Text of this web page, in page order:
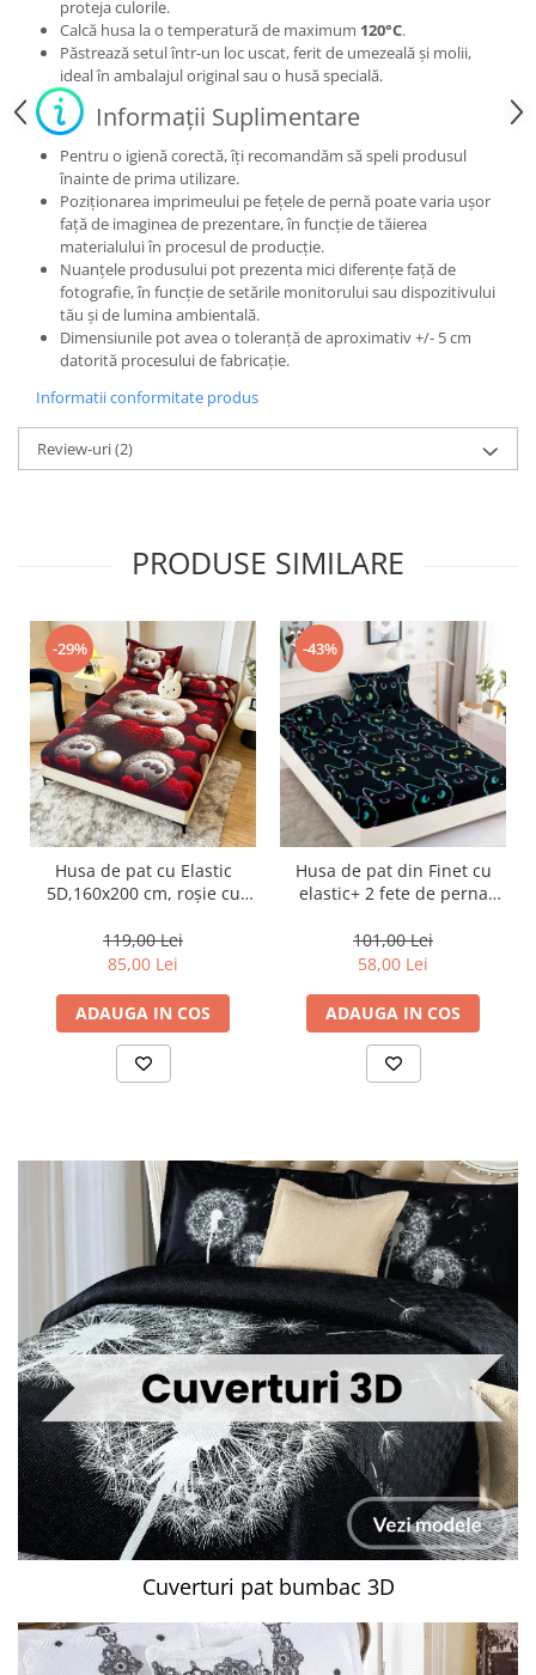
proteja culorile.
Calcă husa la o temperatură de maximum 120°C.
Păstrează setul într-un loc uscat, ferit de umezeală și molii,
ideal în ambalajul original sau o husă specială.
Informații Suplimentare
Pentru o igienă corectă, îți recomandăm să speli produsul
înainte de prima utilizare.
Poziționarea imprimeului pe fețele de pernă poate varia ușor
față de imaginea de prezentare, în funcție de tăierea
materialului în procesul de producție.
Nuanțele produsului pot prezenta mici diferențe față de
fotografie, în funcție de setările monitorului sau dispozitivului
tău și de lumina ambientală.
Dimensiunile pot avea o toleranță de aproximativ +/- 5 cm
datorită procesului de fabricație.
Informatii conformitate produs
Review-uri(2)
PRODUSE SIMILARE
-29%
Husa de pat cu Elastic
5D,160x200 cm, roșie cu
119,00 Lei
85,00 Lei
ADAUGA IN COS
-43%
Husa de pat din Finet cu
elastic+ 2 fete de perna
101,00 Lei
58,00 Lei
ADAUGA IN COS
Cuverturi pat bumbac 3D